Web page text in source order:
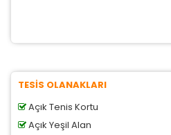
TESİS OLANAKLARI
Açık Tenis Kortu
Açık Yeşil Alan